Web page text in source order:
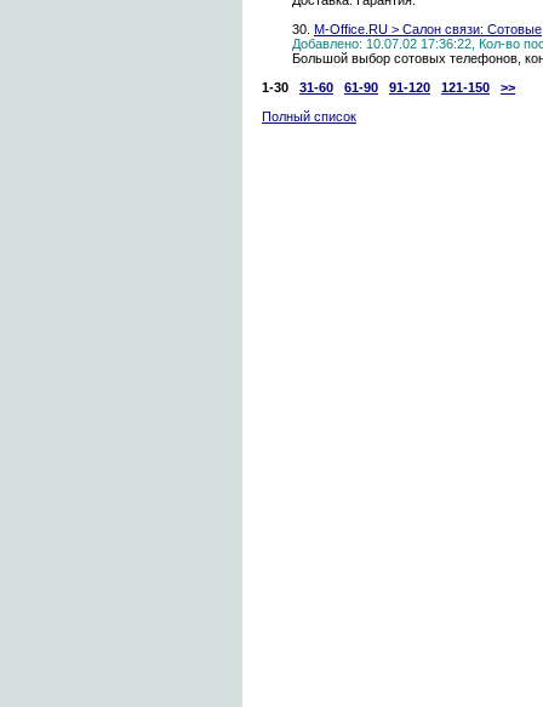
30. M-Office.RU > Салон связи:
Добавлено: 10.07.02 17:36:22, Кол-во
Большой выбор сотовых телефонов,
1-30
31-60 61-90 91-120 121-150
>>
Полный список